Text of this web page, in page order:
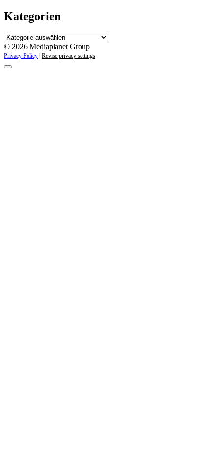
Kategorien
Kategorien
© 2026 Mediaplanet Group
Privacy Policy Revise privacy settings